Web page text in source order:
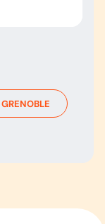
GRENOBLE